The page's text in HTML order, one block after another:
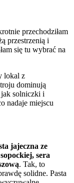
przechodziłam
przestrzenią i
się tu wybrać na
lokal z
dominują
solniczki i
nadaje miejscu
jajeczna ze
sera
. Tak, to
solidne. Pasta